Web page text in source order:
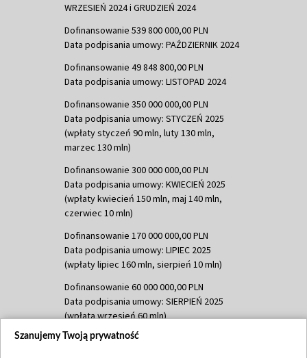
WRZESIEŃ 2024 i GRUDZIEŃ 2024
Dofinansowanie 539 800 000,00 PLN
Data podpisania umowy: PAŹDZIERNIK 2024
Dofinansowanie 49 848 800,00 PLN
Data podpisania umowy: LISTOPAD 2024
Dofinansowanie 350 000 000,00 PLN
Data podpisania umowy: STYCZEŃ 2025
(wpłaty styczeń 90 mln, luty 130 mln,
marzec 130 mln)
Dofinansowanie 300 000 000,00 PLN
Data podpisania umowy: KWIECIEŃ 2025
(wpłaty kwiecień 150 mln, maj 140 mln,
czerwiec 10 mln)
Dofinansowanie 170 000 000,00 PLN
Data podpisania umowy: LIPIEC 2025
(wpłaty lipiec 160 mln, sierpień 10 mln)
Dofinansowanie 60 000 000,00 PLN
Data podpisania umowy: SIERPIEŃ 2025
(wpłata wrzesień 60 mln)
Dofinansowanie 635 783 051,21 PLN
Szanujemy Twoją prywatność